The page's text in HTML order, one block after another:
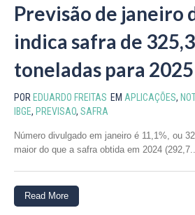
Previsão de janeiro
indica safra de
toneladas para 2025
POR EDUARDO FREITAS EM APLICAÇÕES,
IBGE, PREVISAO, SAFRA
Número divulgado em janeiro é 11,1%, ou
maior do que a safra obtida em 2024 (292,7...
Read More